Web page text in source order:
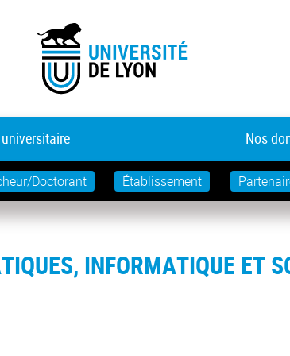
Nos
Doctorant Établissement
INFORMATIQUE ET